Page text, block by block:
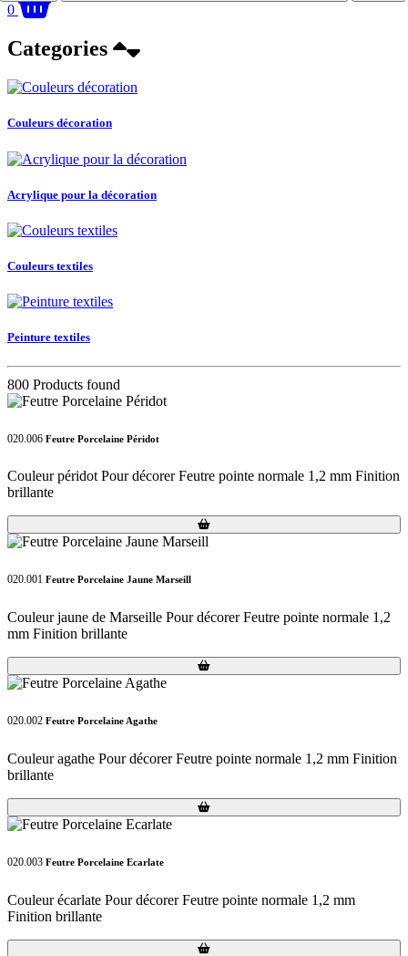
0
Categories
Couleurs décoration
Acrylique pour la décoration
Couleurs textiles
Peinture textiles
800 Products found
020.006 Feutre Porcelaine Péridot
Couleur péridot Pour décorer Feutre pointe normale 1,2 mm Finition
brillante
Loading...
Loading...
020.001 Feutre Porcelaine Jaune Marseill
Couleur jaune de Marseille Pour décorer Feutre pointe normale 1,2
mm Finition brillante
Loading...
Loading...
020.002 Feutre Porcelaine Agathe
Couleur agathe Pour décorer Feutre pointe normale 1,2 mm Finition
brillante
Loading...
Loading...
020.003 Feutre Porcelaine Ecarlate
Couleur écarlate Pour décorer Feutre pointe normale 1,2 mm
Finition brillante
Loading...
Loading...